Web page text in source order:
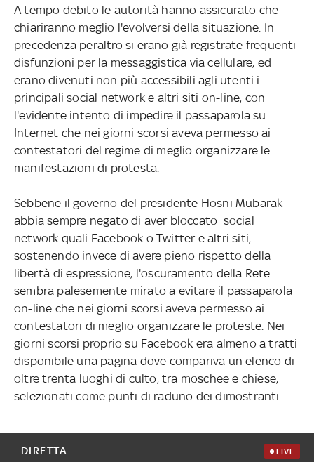
A tempo debito le autorità hanno assicurato che
chiariranno meglio l'evolversi della situazione. In
precedenza peraltro si erano già registrate frequenti
disfunzioni per la messaggistica via cellulare, ed
erano divenuti non più accessibili agli utenti i
principali social network e altri siti on-line, con
l'evidente intento di impedire il passaparola su
Internet che nei giorni scorsi aveva permesso ai
contestatori del regime di meglio organizzare le
manifestazioni di protesta.
Sebbene il governo del presidente Hosni Mubarak
abbia sempre negato di aver bloccato social
network quali Facebook o Twitter e altri siti,
sostenendo invece di avere pieno rispetto della
libertà di espressione, l'oscuramento della Rete
sembra palesemente mirato a evitare il passaparola
on-line che nei giorni scorsi aveva permesso ai
contestatori di meglio organizzare le proteste. Nei
giorni scorsi proprio su Facebook era almeno a tratti
disponibile una pagina dove compariva un elenco di
oltre trenta luoghi di culto, tra moschee e chiese,
selezionati come punti di raduno dei dimostranti.
DIRETTA LIVE